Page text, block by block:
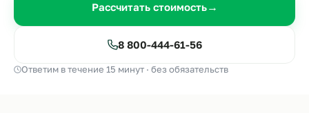
Рассчитать стоимость→
8 800-444-61-56
Ответим в течение 15 минут · без обязательств